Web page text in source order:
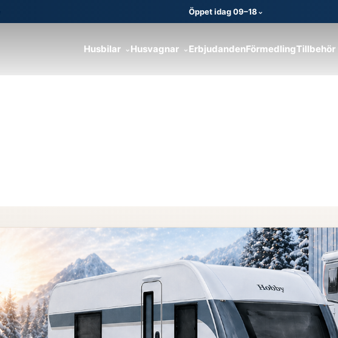
Öppet idag 09–18 ⌄
Husbilar Husvagnar ErbjudandenFörmedlingTillbehör